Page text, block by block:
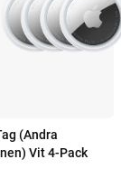
(Andra
Vit 4-Pack